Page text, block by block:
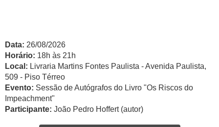
Data: 26/08/2026
Horário: 18h às 21h
Local: Livraria Martins Fontes Paulista - Avenida Paulista,
509 - Piso Térreo
Evento: Sessão de Autógrafos do Livro "Os Riscos do
Impeachment"
Participante: João Pedro Hoffert (autor)